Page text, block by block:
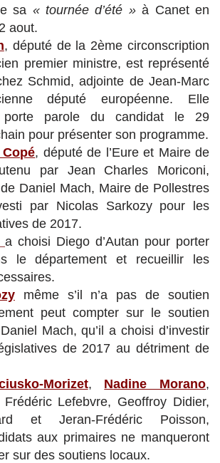
sa « tournée d’été »à Canet en
aout.
, député de la 2ème circonscription
premier ministre, est représenté
Schmid, adjointe de Jean-Marc
député européenne. Elle
porte parole du candidat le 29
pour présenter son programme.
, député de l’Eure et Maire de
par Jean Charles Moriconi,
Daniel Mach, Maire de Pollestres
par Nicolas Sarkozy pour les
de 2017.
a choisi Diego d’Autan pour porter
le département et recueillir les
même s’il n’a pas de soutien
peut compter sur le soutien
Mach, qu’il a choisi d’investir
de 2017 au détriment de
Morizet, Nadine Morano,
Frédéric Lefebvre, Geoffroy Didier,
et Jeran-Frédéric Poisson,
aux primaires ne manqueront
sur des soutiens locaux.